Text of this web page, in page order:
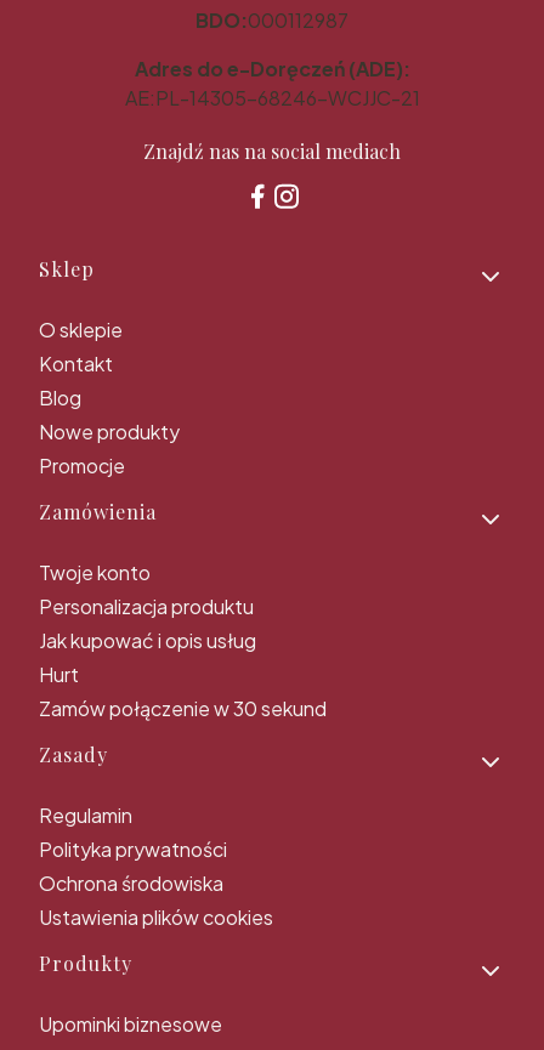
BDO:000112987
Adres do e-Doręczeń (ADE):
AE:PL-14305-68246-WCJJC-21
Znajdź nas na social mediach
Linki w stopce
Sklep
O sklepie
Kontakt
Blog
Nowe produkty
Promocje
Zamówienia
Twoje konto
Personalizacja produktu
Jak kupować i opis usług
Hurt
Zamów połączenie w 30 sekund
Zasady
Regulamin
Polityka prywatności
Ochrona środowiska
Ustawienia plików cookies
Produkty
Upominki biznesowe